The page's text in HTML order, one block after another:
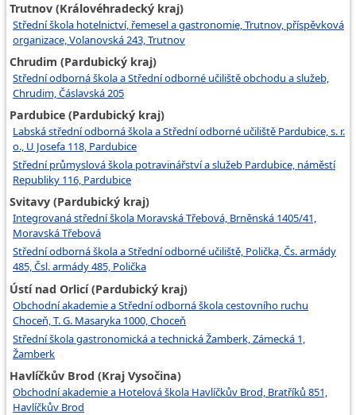
Trutnov (Královéhradecký kraj)
Střední škola hotelnictví, řemesel a gastronomie, Trutnov, příspěvková
organizace, Volanovská 243, Trutnov
Chrudim (Pardubický kraj)
Střední odborná škola a Střední odborné učiliště obchodu a služeb,
Chrudim, Čáslavská 205
Pardubice (Pardubický kraj)
Labská střední odborná škola a Střední odborné učiliště Pardubice, s. r.
o., U Josefa 118, Pardubice
Střední průmyslová škola potravinářství a služeb Pardubice, náměstí
Republiky 116, Pardubice
Svitavy (Pardubický kraj)
Integrovaná střední škola Moravská Třebová, Brněnská 1405/41,
Moravská Třebová
Střední odborná škola a Střední odborné učiliště, Polička, Čs. armády
485, Čsl. armády 485, Polička
Ústí nad Orlicí (Pardubický kraj)
Obchodní akademie a Střední odborná škola cestovního ruchu
Choceň, T. G. Masaryka 1000, Choceň
Střední škola gastronomická a technická Žamberk, Zámecká 1,
Žamberk
Havlíčkův Brod (Kraj Vysočina)
Obchodní akademie a Hotelová škola Havlíčkův Brod, Bratříků 851,
Havlíčkův Brod